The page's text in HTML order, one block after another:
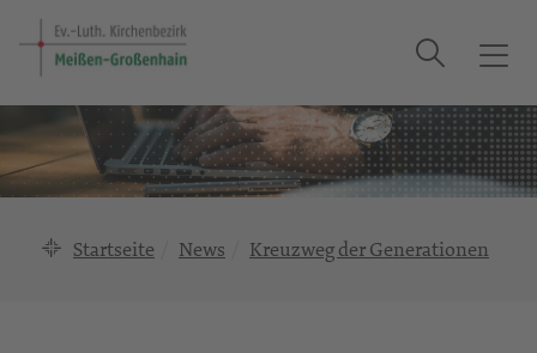
T
g
g
l
a
Suche
Startseite News Kreuzweg der Generationen